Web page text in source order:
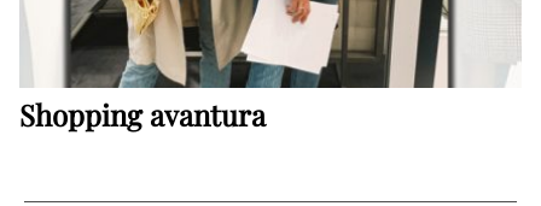
Shopping avantura